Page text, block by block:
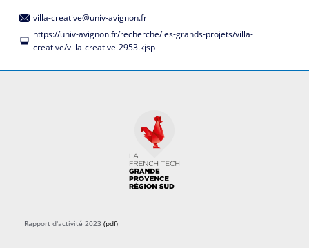
villa-creative@univ-avignon.fr
https://univ-avignon.fr/recherche/les-grands-projets/villa-
creative/villa-creative-2953.kjsp
Rapport d'activité 2023 (pdf)